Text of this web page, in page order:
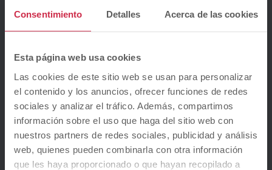
Consentimiento Detalles Acerca de las cookies
Esta página web usa cookies
Las cookies de este sitio web se usan para personalizar
el contenido y los anuncios, ofrecer funciones de redes
sociales y analizar el tráfico. Además, compartimos
información sobre el uso que haga del sitio web con
nuestros partners de redes sociales, publicidad y análisis
web, quienes pueden combinarla con otra información
que les haya proporcionado o que hayan recopilado a
Seguro protección pagos
223 €/mes
Seguro protección pagos
Entrada a tu medida
267 €/mes
TIN9.99 %
MEJOR OPCIÓN